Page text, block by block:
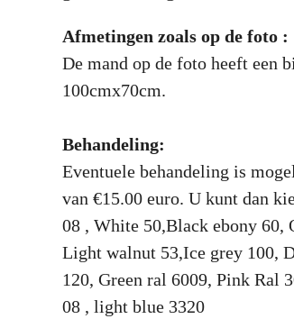
Afmetingen zoals op de foto :
De mand op de foto heeft een
100cmx70cm.
Behandeling:
Eventuele behandeling is
van €15.00 euro. U kunt dan
08 , White 50,Black ebony 60,
Light walnut 53,Ice grey 100,
120, Green ral 6009, Pink Ral
08 , light blue 3320